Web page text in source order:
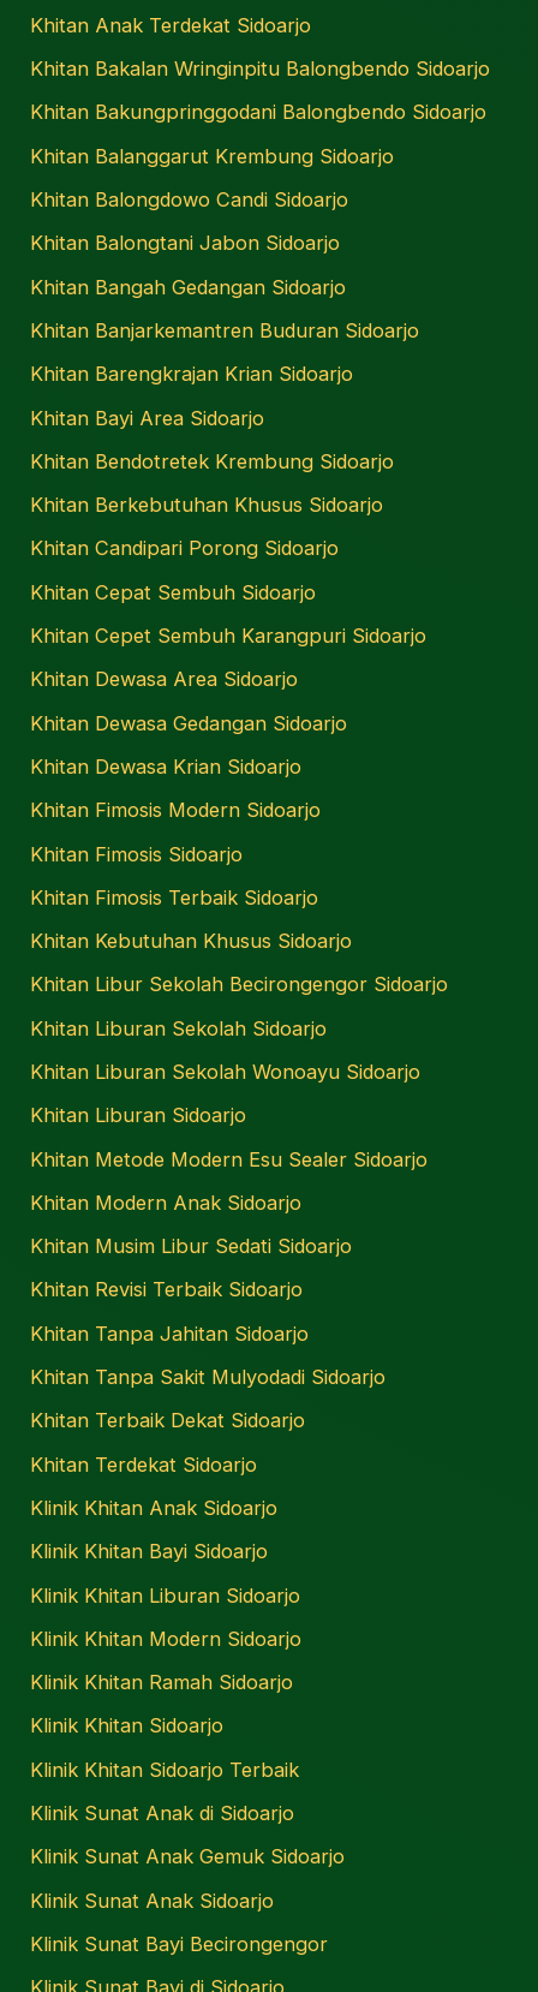
Khitan Anak Terdekat Sidoarjo
Khitan Bakalan Wringinpitu Balongbendo Sidoarjo
Khitan Bakungpringgodani Balongbendo Sidoarjo
Khitan Balanggarut Krembung Sidoarjo
Khitan Balongdowo Candi Sidoarjo
Khitan Balongtani Jabon Sidoarjo
Khitan Bangah Gedangan Sidoarjo
Khitan Banjarkemantren Buduran Sidoarjo
Khitan Barengkrajan Krian Sidoarjo
Khitan Bayi Area Sidoarjo
Khitan Bendotretek Krembung Sidoarjo
Khitan Berkebutuhan Khusus Sidoarjo
Khitan Candipari Porong Sidoarjo
Khitan Cepat Sembuh Sidoarjo
Khitan Cepet Sembuh Karangpuri Sidoarjo
Khitan Dewasa Area Sidoarjo
Khitan Dewasa Gedangan Sidoarjo
Khitan Dewasa Krian Sidoarjo
Khitan Fimosis Modern Sidoarjo
Khitan Fimosis Sidoarjo
Khitan Fimosis Terbaik Sidoarjo
Khitan Kebutuhan Khusus Sidoarjo
Khitan Libur Sekolah Becirongengor Sidoarjo
Khitan Liburan Sekolah Sidoarjo
Khitan Liburan Sekolah Wonoayu Sidoarjo
Khitan Liburan Sidoarjo
Khitan Metode Modern Esu Sealer Sidoarjo
Khitan Modern Anak Sidoarjo
Khitan Musim Libur Sedati Sidoarjo
Khitan Revisi Terbaik Sidoarjo
Khitan Tanpa Jahitan Sidoarjo
Khitan Tanpa Sakit Mulyodadi Sidoarjo
Khitan Terbaik Dekat Sidoarjo
Khitan Terdekat Sidoarjo
Klinik Khitan Anak Sidoarjo
Klinik Khitan Bayi Sidoarjo
Klinik Khitan Liburan Sidoarjo
Klinik Khitan Modern Sidoarjo
Klinik Khitan Ramah Sidoarjo
Klinik Khitan Sidoarjo
Klinik Khitan Sidoarjo Terbaik
Klinik Sunat Anak di Sidoarjo
Klinik Sunat Anak Gemuk Sidoarjo
Klinik Sunat Anak Sidoarjo
Klinik Sunat Bayi Becirongengor